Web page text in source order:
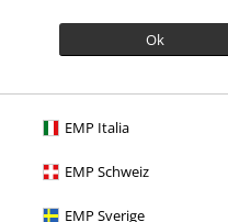
Ok
EMP Italia
EMP Schweiz
EMP Sverige
€ 15,99
Camo Mesh Tanktop